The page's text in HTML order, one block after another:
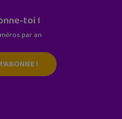
toi !
par an
!